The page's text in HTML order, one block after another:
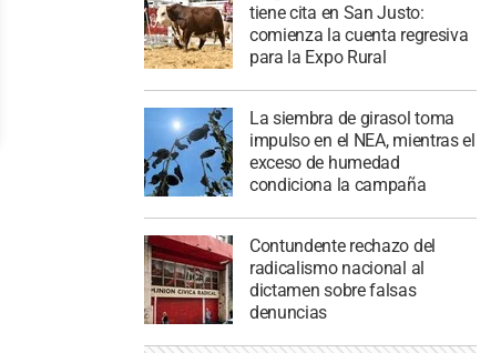
tiene cita en San Justo:
comienza la cuenta regresiva
para la Expo Rural
La siembra de girasol toma
impulso en el NEA, mientras el
exceso de humedad
condiciona la campaña
Contundente rechazo del
radicalismo nacional al
dictamen sobre falsas
denuncias